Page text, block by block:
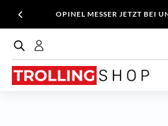
OPINEL MESSER JETZT BEI